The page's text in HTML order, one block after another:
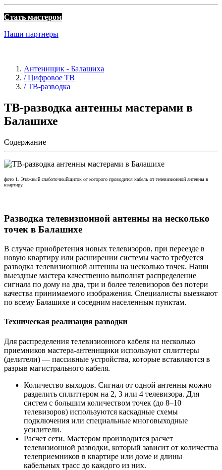
Стать мастером
Наши партнеры
Антеннщик - Балашиха
/ Цифровое ТВ
/ ТВ-разводка
ТВ-разводка антенны мастерами в
Балашихе
Содержание
фото 1. Этажный слаботочныйщиток от которого проводится кабель от телевизионной антенны в
квартиру.
Разводка телевизионной антенны на несколько
точек в Балашихе
В случае приобретения новых телевизоров, при переезде в
новую квартиру или расширении системы часто требуется
разводка телевизионной антенны на несколько точек. Наши
выездные мастера качественно выполнят распределение
сигнала по дому на два, три и более телевизоров без потери
качества принимаемого изображения. Специалисты выезжают
по всему Балашихе и соседним населенным пунктам.
Техническая реализация разводки
Для распределения телевизионного кабеля на несколько
приемников мастера-антеннщики используют сплиттеры
(делители) — пассивные устройства, которые вставляются в
разрыв магистрального кабеля.
Количество выходов. Сигнал от одной антенны можно
разделить сплиттером на 2, 3 или 4 телевизора. Для
систем с большим количеством точек (до 8–10
телевизоров) используются каскадные схемы
подключения или специальные многовыходные
усилители.
Расчет сети. Мастером производится расчет
телевизионной разводки, который зависит от количества
телеприемников в квартире или доме и длины
кабельных трасс до каждого из них.